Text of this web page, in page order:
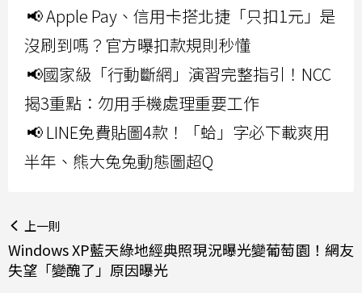
📢 Apple Pay、信用卡搭北捷「只扣1元」是
沒刷到嗎？官方曝扣款規則秒懂
📢國家級「行動斷網」演習完整指引！NCC
揭3重點：勿用手機處理重要工作
📢 LINE免費貼圖4款！「蛤」字必下載爽用
半年、熊大兔兔動態圖超Q
上一則
Windows XP藍天綠地經典照現況曝光變葡萄園！網友
失望「變醜了」原因曝光